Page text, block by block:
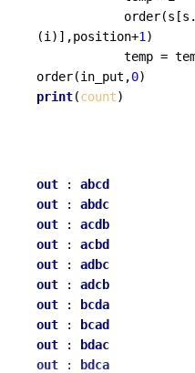
            order(s[s.
(i)],position+1 )
order(in_put,0
print(count
out : abcd
out : abdc
out : acdb
out : acbd
out : adbc
out : adcb
out :
bcda
out :
bcad
out :
bdac
out :
bdca